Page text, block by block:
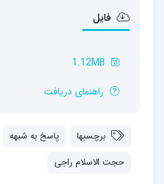
فایل
1.12MB
راهنمای دریافت
برچسبها پاسخ به شبهه
حجت الاسلام راجی